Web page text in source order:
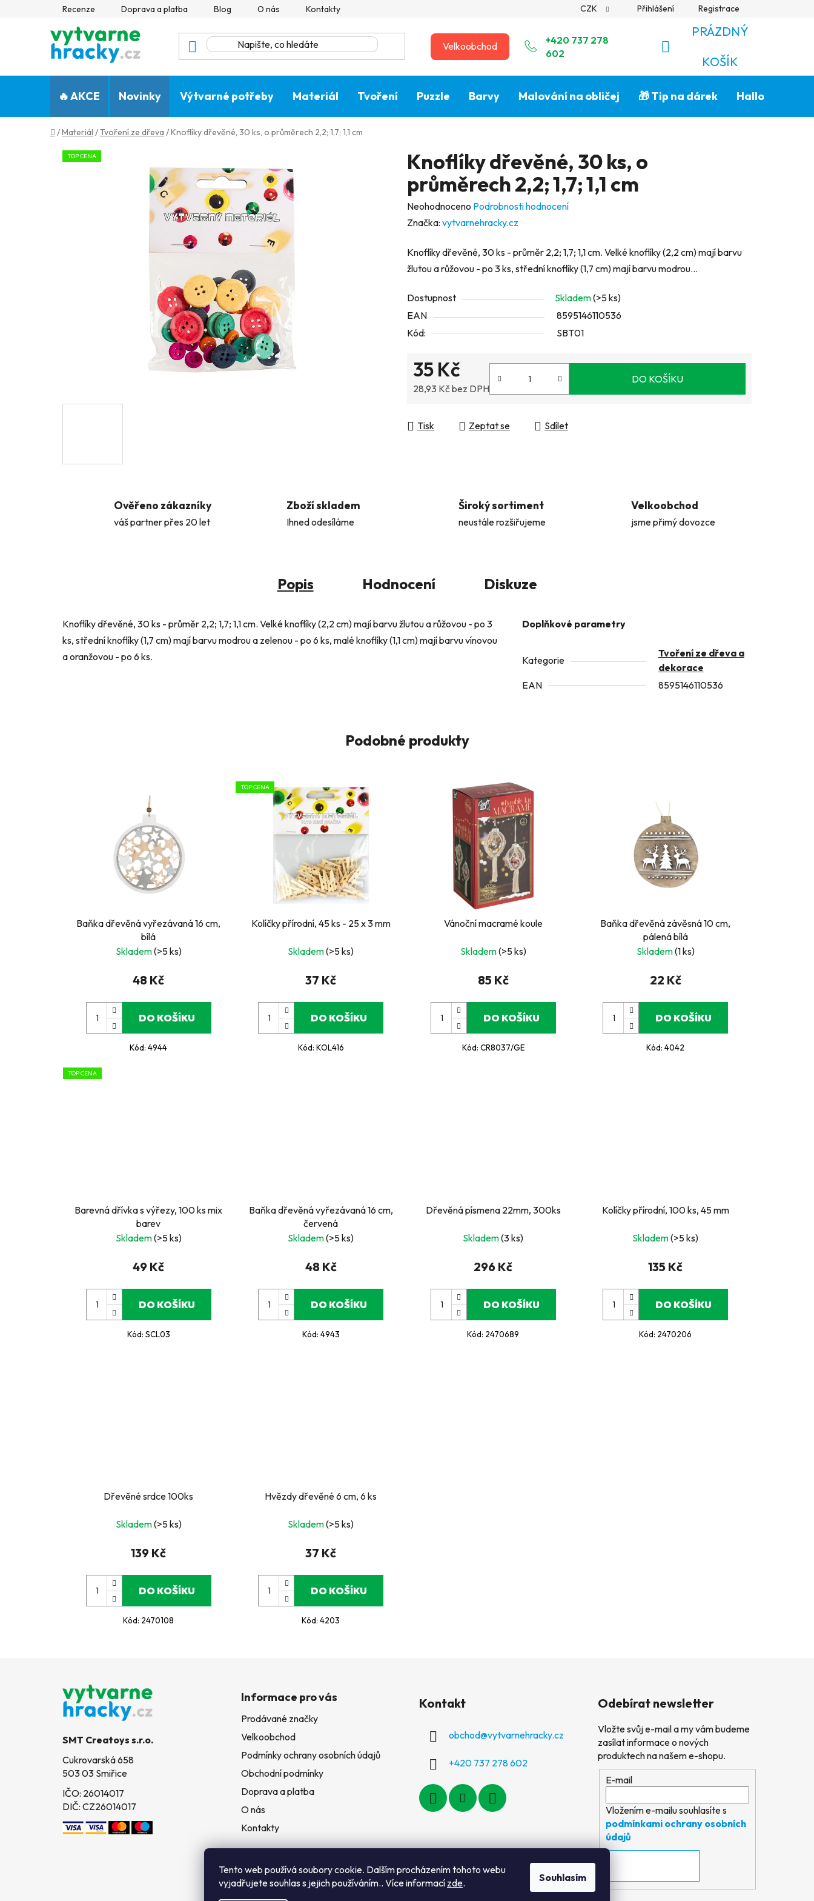
Tento web používá soubory cookie. Dalším procházením tohoto webu
vyjadřujete souhlas s jejich používáním.. Více informací zde. Souhlasím
Recenze Doprava a platba Blog O nás Kontakty CZK Přihlášení Registrace
Velkoobchod
+420 737 278
602
NÁKUPNÍ
KOŠÍK
PRÁZDNÝ
KOŠÍK
🔥 AKCE Novinky Výtvarné potřeby Materiál Tvoření Puzzle Barvy Malování na obličej 🎁 Tip na dárek Halloween🎃
Domů
/Materiál /Tvoření ze dřeva /Knoflíky dřevěné, 30 ks, o průměrech 2,2; 1,7; 1,1 cm
Knoflíky dřevěné, 30 ks, o
průměrech 2,2; 1,7; 1,1 cm
Průměrné
hodnocení
je
0,0
5
hvězdiček.
Neohodnoceno Podrobnosti hodnocení
Značka: vytvarnehracky.cz
Knoflíky dřevěné, 30 ks - průměr 2,2; 1,7; 1,1 cm. Velké knoflíky (2,2 cm) mají barvu
žlutou a růžovou - po 3 ks, střední knoflíky (1,7 cm) mají barvu modrou...
Dostupnost Skladem(>5 ks)
EAN
8595146110536
Kód:
SBT01
35 Kč
28,93 Kč bez DPH
DO KOŠÍKU
Tisk Zeptat se Sdílet
TOP CENA
Ověřeno zákazníky
váš partner přes 20 let
Zboží skladem
Ihned odesíláme
Široký sortiment
neustále rozšiřujeme
Velkoobchod
jsme přimý dovozce
Popis Hodnocení Diskuze
Knoflíky dřevěné, 30 ks - průměr 2,2; 1,7; 1,1 cm. Velké knoflíky (2,2 cm) mají barvu žlutou a růžovou - po 3
ks, střední knoflíky (1,7 cm) mají barvu modrou a zelenou - po 6 ks, malé knoflíky (1,1 cm) mají barvu vínovou
a oranžovou - po 6 ks.
Doplňkové parametry
Kategorie
Tvoření ze dřeva a
dekorace
EAN
8595146110536
Podobné produkty
Baňka dřevěná vyřezávaná 16 cm,
bílá
Skladem(>5 ks)
48 Kč
DO KOŠÍKU
Kód:4944
TOP CENA
Kolíčky přírodní, 45 ks - 25 x 3 mm
Skladem(>5 ks)
37 Kč
DO KOŠÍKU
Kód: KOL416
Vánoční macramé koule
Skladem(>5 ks)
85 Kč
DO KOŠÍKU
Kód: CR8037/GE
Baňka dřevěná závěsná 10 cm,
pálená bílá
Skladem(1 ks)
22 Kč
DO KOŠÍKU
Kód:4042
TOP CENA
Barevná dřívka s výřezy, 100 ks mix
barev
Skladem(>5 ks)
49 Kč
DO KOŠÍKU
Kód: SCL03
Baňka dřevěná vyřezávaná 16 cm,
červená
Skladem(>5 ks)
48 Kč
DO KOŠÍKU
Kód: 4943
Dřevěná písmena 22mm, 300ks
Skladem(3 ks)
296 Kč
DO KOŠÍKU
Kód: 2470689
Kolíčky přírodní, 100 ks, 45 mm
Skladem(>5 ks)
135 Kč
DO KOŠÍKU
Kód: 2470206
Dřevěné srdce 100ks
Skladem(>5 ks)
139 Kč
DO KOŠÍKU
Kód: 2470108
Hvězdy dřevěné 6 cm, 6 ks
Skladem(>5 ks)
37 Kč
DO KOŠÍKU
Kód:4203
SMT Creatoys s.r.o.
Cukrovarská 658
503 03 Smiřice
IČO: 26014017
DIČ: CZ26014017
Informace pro vás
Prodávané značky
Velkoobchod
Podmínky ochrany osobních údajů
Obchodní podmínky
Doprava a platba
O nás
Kontakty
Kontakt
obchod@vytvarnehracky.cz
+420 737 278 602
Odebírat newsletter
Vložte svůj e-mail a my vám budeme
zasílat informace o nových
produktech na našem e-shopu.
E-mail
Vložením e-mailu souhlasíte s
podmínkami ochrany osobních
údajů